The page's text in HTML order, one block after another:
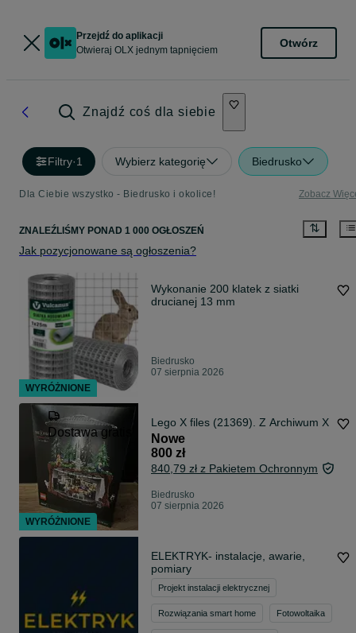
Przejdź do aplikacji
Otwieraj OLX jednym tapnięciem
Otwórz
Znajdź coś dla siebie
Filtry·1 Wybierz kategorię Biedrusko
Dla Ciebie wszystko - Biedrusko i okolice! Zobacz
ZNALEŹLIŚMY PONAD 1 000 OGŁOSZEŃ
Jak pozycjonowane są ogłoszenia?
Wykonanie 200 klatek z siatki
drucianej 13 mm
Biedrusko
07 sierpnia 2026
Dostawa gratis
Lego X files (21369). Z Archiwum X
Nowe
800 zł
840,79 zł z Pakietem Ochronnym
Biedrusko
07 sierpnia 2026
ELEKTRYK- instalacje, awarie,
pomiary
Projekt instalacji elektrycznej
Rozwiązania smart home Fotowoltaika
WYRÓŻNIONE
WYRÓŻNIONE